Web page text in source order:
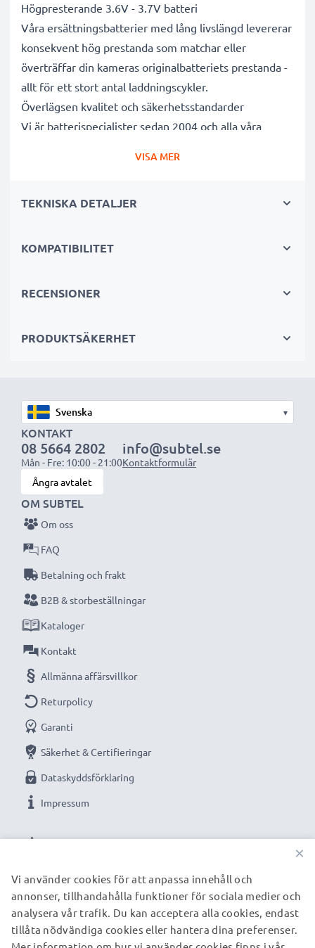
Högpresterande 3.6V - 3.7V batteri
Våra ersättningsbatterier med lång livslängd levererar
konsekvent hög prestanda som matchar eller
överträffar din kameras originalbatteriets prestanda -
allt för ett stort antal laddningscykler.
Överlägsen kvalitet och säkerhetsstandarder
Vi är batterispecialister sedan 2004 och alla våra
mer därtill. Det är därför de levereras med 3 års
Oumbärliga i alla fotografers kameraväskor
både proffs och amatörer.
kvaliteten. Beställ nu!
VISA MER
TEKNISKA DETALJER
KOMPATIBILITET
RECENSIONER
PRODUKTSÄKERHET
▾
KONTAKT
08 5664 2802
Mån - Fre: 10:00 - 21:00
info@subtel.se
Kontaktformulär
Ångra avtalet
VÅRA BETALNINGSALTERNATIV
OM SUBTEL
Om oss
FAQ
Betalning och frakt
B2B & storbeställningar
Kataloger
Kontakt
Allmänna affärsvillkor
Returpolicy
Garanti
Säkerhet & Certifieringar
Dataskyddsförklaring
Impressum
VÅRA FRAKTPARTNERS
×
Vi använder cookies för att anpassa innehåll och
annonser, tillhandahålla funktioner för sociala medier och
analysera vår trafik. Du kan acceptera alla cookies, endast
tillåta nödvändiga cookies eller hantera dina preferenser.